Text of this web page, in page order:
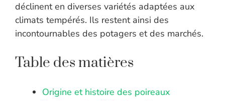
déclinent en diverses variétés adaptées aux
climats tempérés. Ils restent ainsi des
incontournables des potagers et des marchés.
Table des matières
Origine et histoire des poireaux